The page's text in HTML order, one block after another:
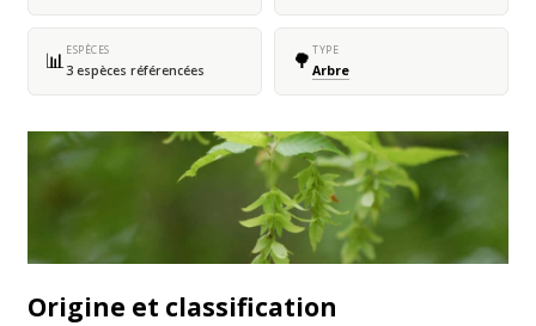
📊ESPÈCES
3 espèces référencées 🌳 TYPE
Arbre
Origine et classification